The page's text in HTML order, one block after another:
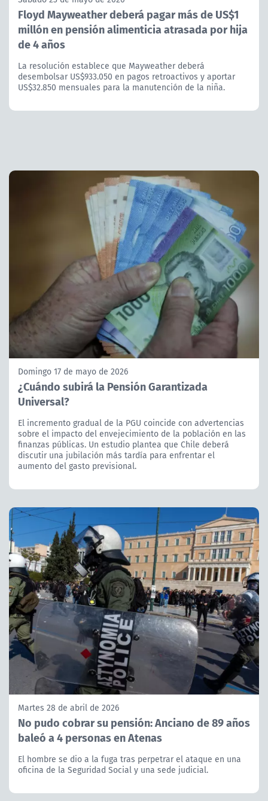
Floyd Mayweather deberá pagar más de US$1
millón en pensión alimenticia atrasada por hija
de 4 años
La resolución establece que Mayweather deberá
desembolsar US$933.050 en pagos retroactivos y aportar
US$32.850 mensuales para la manutención de la niña.
Domingo 17 de mayo de 2026
¿Cuándo subirá la Pensión Garantizada
Universal?
El incremento gradual de la PGU coincide con advertencias
sobre el impacto del envejecimiento de la población en las
finanzas públicas. Un estudio plantea que Chile deberá
discutir una jubilación más tardía para enfrentar el
aumento del gasto previsional.
Martes 28 de abril de 2026
No pudo cobrar su pensión: Anciano de 89 años
baleó a 4 personas en Atenas
El hombre se dio a la fuga tras perpetrar el ataque en una
oficina de la Seguridad Social y una sede judicial.